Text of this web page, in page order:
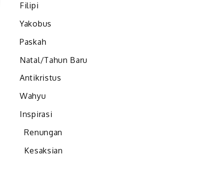
Filipi
Yakobus
Paskah
Natal/Tahun Baru
Antikristus
Wahyu
Inspirasi
Renungan
Kesaksian